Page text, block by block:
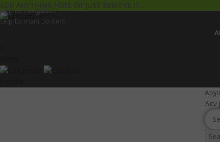
Skip to navigation
Skip to main content
ADD ANYTHING HERE OR JUST REMOVE IT…
Δεν